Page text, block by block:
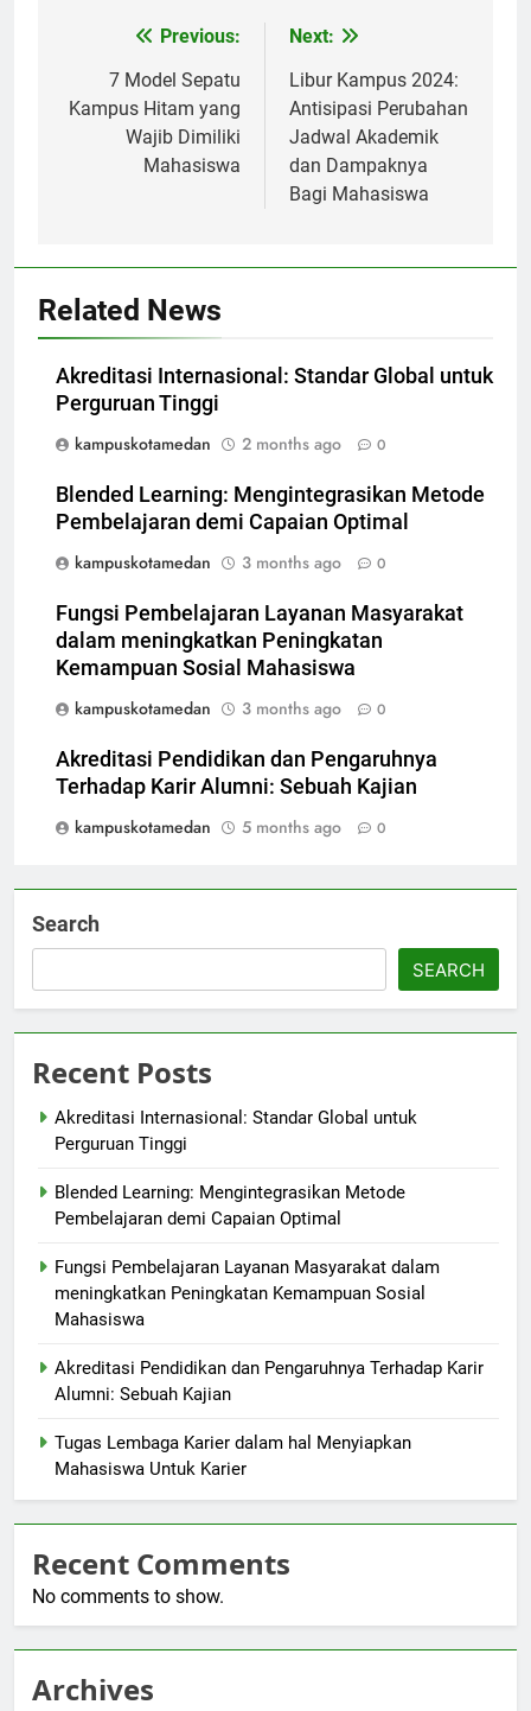
navigation
Previous:
7 Model Sepatu
Kampus Hitam yang
Wajib Dimiliki
Mahasiswa
Next:
Libur Kampus 2024:
Antisipasi Perubahan
Jadwal Akademik
dan Dampaknya
Bagi Mahasiswa
Related News
Akreditasi Internasional: Standar Global untuk
Perguruan Tinggi
kampuskotamedan
2 months ago 0
Blended Learning: Mengintegrasikan Metode
Pembelajaran demi Capaian Optimal
kampuskotamedan
3 months ago 0
Fungsi Pembelajaran Layanan Masyarakat
dalam meningkatkan Peningkatan
Kemampuan Sosial Mahasiswa
kampuskotamedan
3 months ago 0
Akreditasi Pendidikan dan Pengaruhnya
Terhadap Karir Alumni: Sebuah Kajian
kampuskotamedan
5 months ago 0
Search
SEARCH
Recent Posts
Akreditasi Internasional: Standar Global untuk
Perguruan Tinggi
Blended Learning: Mengintegrasikan Metode
Pembelajaran demi Capaian Optimal
Fungsi Pembelajaran Layanan Masyarakat dalam
meningkatkan Peningkatan Kemampuan Sosial
Mahasiswa
Akreditasi Pendidikan dan Pengaruhnya Terhadap Karir
Alumni: Sebuah Kajian
Tugas Lembaga Karier dalam hal Menyiapkan
Mahasiswa Untuk Karier
Recent Comments
No comments to show.
Archives